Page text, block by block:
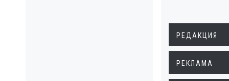
РЕДАКЦИЯ
РЕКЛАМА